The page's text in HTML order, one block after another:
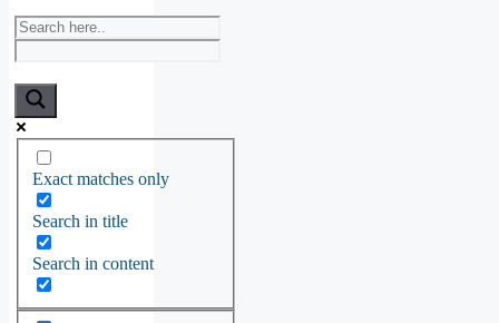
Exact matches only
Search in title
Search in content